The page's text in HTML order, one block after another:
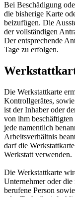
Bei Beschädigung
die bisherige Karte
beizufügen. Die
der vollständigen
Der entsprechende
Tage zu erfolgen.
Die Werkstattkarte
Kontrollgerätes,
ist der Inhaber oder
von ihm
jede namentlich
Arbeitsverhältnis
darf die
Werkstatt verwenden.
Die Werkstattkarte
Unternehmer oder die
berufene Person